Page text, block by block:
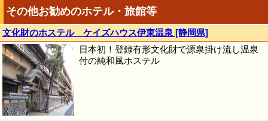
その他お勧めのホテル・旅館等
文化財のホステル ケイズハウス伊東温泉 [静岡県]
日本初！登録有形文化財で源泉掛け流し温泉
付の純和風ホステル